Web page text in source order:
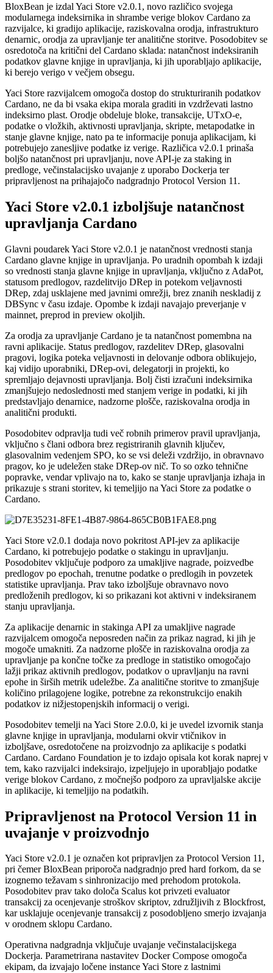
BloxBean je izdal Yaci Store v2.0.1, novo različico svojega
modularnega indeksirnika in shrambe verige blokov Cardano za
razvijalce, ki gradijo aplikacije, raziskovalna orodja, infrastrukturo
denarnic, orodja za upravljanje ter analitične storitve. Posodobitev se
osredotoča na kritični del Cardano sklada: natančnost indeksiranih
podatkov glavne knjige in upravljanja, ki jih uporabljajo aplikacije,
ki berejo verigo v večjem obsegu.
Yaci Store razvijalcem omogoča dostop do strukturiranih podatkov
Cardano, ne da bi vsaka ekipa morala graditi in vzdrževati lastno
indeksirno plast. Orodje obdeluje bloke, transakcije, UTxO-e,
podatke o vložkih, aktivnosti upravljanja, skripte, metapodatke in
stanje glavne knjige, nato pa te informacije ponuja aplikacijam, ki
potrebujejo zanesljive podatke iz verige. Različica v2.0.1 prinaša
boljšo natančnost pri upravljanju, nove API-je za staking in
predloge, večinstalacijsko uvajanje z uporabo Dockerja ter
pripravljenost na prihajajočo nadgradnjo Protocol Version 11.
Yaci Store v2.0.1 izboljšuje natančnost
upravljanja Cardano
Glavni poudarek Yaci Store v2.0.1 je natančnost vrednosti stanja
Cardano glavne knjige in upravljanja. Po uradnih opombah k izdaji
so vrednosti stanja glavne knjige in upravljanja, vključno z AdaPot,
statusom predlogov, razdelitvijo DRep in potekom veljavnosti
DRep, zdaj usklajene med javnimi omrežji, brez znanih neskladij z
DBSync v času izdaje. Opombe k izdaji navajajo preverjanje v
mainnet, preprod in preview okoljih.
Za orodja za upravljanje Cardano je ta natančnost pomembna na
ravni aplikacije. Status predlogov, razdelitev DRep, glasovalni
pragovi, logika poteka veljavnosti in delovanje odbora oblikujejo,
kaj vidijo uporabniki, DRep-ovi, delegatorji in projekti, ko
spremljajo dejavnosti upravljanja. Bolj čisti izračuni indeksirnika
zmanjšujejo nedoslednosti med stanjem verige in podatki, ki jih
predstavljajo denarnice, nadzorne plošče, raziskovalna orodja in
analitični produkti.
Posodobitev odpravlja tudi več robnih primerov pravil upravljanja,
vključno s člani odbora brez registriranih glavnih ključev,
glasovalnim vedenjem SPO, ko se vsi deleži vzdržijo, in obravnavo
pragov, ko je udeležen stake DRep-ov nič. To so ozko tehnične
popravke, vendar vplivajo na to, kako se stanje upravljanja izhaja in
prikazuje s strani storitev, ki temeljijo na Yaci Store za podatke o
Cardano.
Yaci Store v2.0.1 dodaja novo pokritost API-jev za aplikacije
Cardano, ki potrebujejo podatke o stakingu in upravljanju.
Posodobitev vključuje podporo za umakljive nagrade, poizvedbe
predlogov po epochah, trenutne podatke o predlogih in povzetek
statistike upravljanja. Prav tako izboljšuje obravnavo novo
predloženih predlogov, ki so prikazani kot aktivni v indeksiranem
stanju upravljanja.
Za aplikacije denarnic in stakinga API za umakljive nagrade
razvijalcem omogoča neposreden način za prikaz nagrad, ki jih je
mogoče umakniti. Za nadzorne plošče in raziskovalna orodja za
upravljanje pa končne točke za predloge in statistiko omogočajo
lažji prikaz aktivnih predlogov, podatkov o upravljanju na ravni
epohe in širših metrik udeležbe. Za analitične storitve to zmanjšuje
količino prilagojene logike, potrebne za rekonstrukcijo enakih
podatkov iz nižjestopenjskih informacij o verigi.
Posodobitev temelji na Yaci Store 2.0.0, ki je uvedel izvornik stanja
glavne knjige in upravljanja, modularni okvir vtičnikov in
izboljšave, osredotočene na proizvodnjo za aplikacije s podatki
Cardano. Cardano Foundation je to izdajo opisala kot korak naprej v
tem, kako razvijalci indeksirajo, izpeljujejo in uporabljajo podatke
verige blokov Cardano, z močnejšo podporo za upravljalske akcije
in aplikacije, ki temeljijo na podatkih.
Pripravljenost na Protocol Version 11 in
uvajanje v proizvodnjo
Yaci Store v2.0.1 je označen kot pripravljen za Protocol Version 11,
pri čemer BloxBean priporoča nadgradnjo pred hard forkom, da se
izognemo težavam s sinhronizacijo med prehodom protokola.
Posodobitev prav tako določa Scalus kot privzeti evaluator
transakcij za ocenjevanje stroškov skriptov, združljivih z Blockfrost,
kar usklajuje ocenjevanje transakcij z posodobljeno smerjo izvajanja
v orodnem sklopu Cardano.
Operativna nadgradnja vključuje uvajanje večinstalacijskega
Dockerja. Parametrirana nastavitev Docker Compose omogoča
ekipam, da izvajajo ločene instance Yaci Store z lastnimi